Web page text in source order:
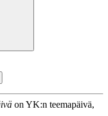
on YK:n teemapäivä,